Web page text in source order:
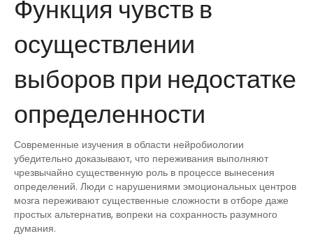
Функция чувств в
осуществлении
выборов при недостатке
определенности
Современные изучения в области нейробиологии
убедительно доказывают, что переживания выполняют
чрезвычайно существенную роль в процессе вынесения
определений. Люди с нарушениями эмоциональных центров
мозга переживают существенные сложности в отборе даже
простых альтернатив, вопреки на сохранность разумного
думания.